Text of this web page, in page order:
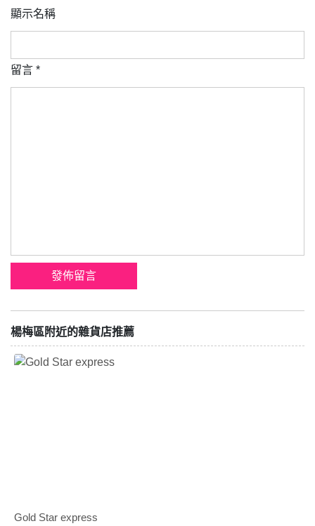
顯示名稱
留言 *
楊梅區附近的雜貨店推薦
Gold Star express